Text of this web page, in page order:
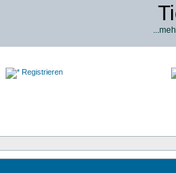
Registrieren